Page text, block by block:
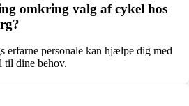
omkring valg af cykel hos
erfarne personale kan hjælpe dig med
til dine behov.